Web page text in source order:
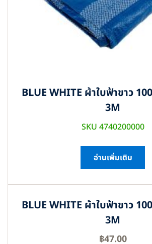
BLUE WHITE ผ้าใบฟ้าขาว
3M
SKU 4740200000
อ่านเพิ่มเติม
BLUE WHITE ผ้าใบฟ้าขาว
3M
฿47.00